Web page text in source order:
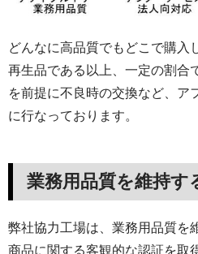
どんなに高品質でもどこで購入
再生品である以上、一定の割合
を前提に不良時の交換など、ア
に行なっております。
業務用品質を維持す
弊社協力工場は、業務用品質を
商品に関する客観的な認証を取